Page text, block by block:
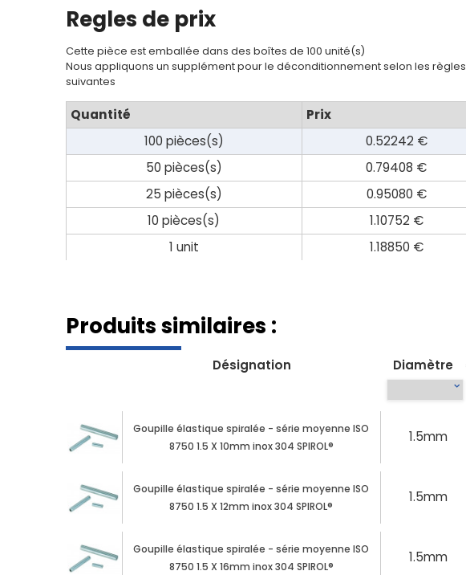
Regles de prix
Cette pièce est emballée dans des boîtes de 100 unité(s)
Nous appliquons un supplément pour le déconditionnement selon les règles
suivantes
Quantité
Prix
100 pièces(s)
0.52242 €
50 pièces(s)
0.79408 €
25 pièces(s)
0.95080 €
10 pièces(s)
1.10752 €
1 unit
1.18850 €
Produits similaires :
Désignation Diamètre
Goupille élastique spiralée - série moyenne ISO
8750 1.5 X 10mm inox 304 SPIROL®
1.5mm
Goupille élastique spiralée - série moyenne ISO
8750 1.5 X 12mm inox 304 SPIROL®
1.5mm
Goupille élastique spiralée - série moyenne ISO
8750 1.5 X 16mm inox 304 SPIROL®
1.5mm